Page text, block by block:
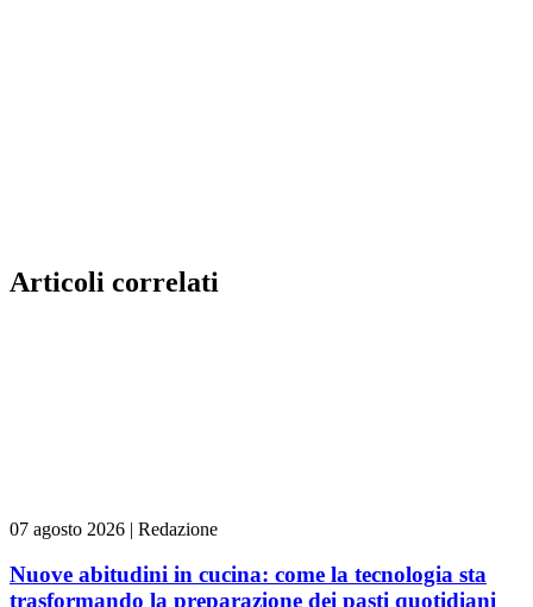
Articoli correlati
07 agosto 2026 | Redazione
Nuove abitudini in cucina: come la tecnologia sta
trasformando la preparazione dei pasti quotidiani